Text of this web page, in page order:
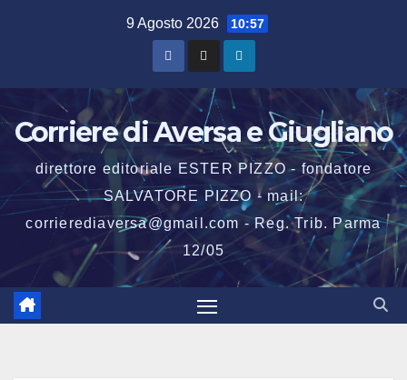
9 Agosto 2026 10:57
Corriere di Aversa e Giugliano
direttore editoriale ESTER PIZZO - fondatore
SALVATORE PIZZO - mail:
corrierediaversa@gmail.com - Reg. Trib. Parma
12/05